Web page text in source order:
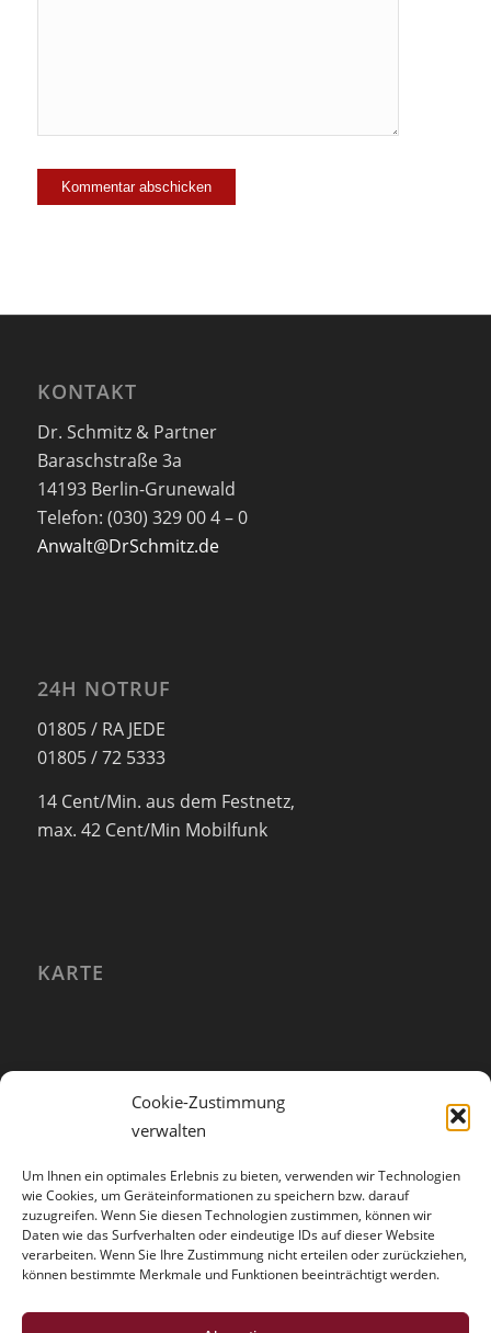
Cookie-Zustimmung
verwalten
Um Ihnen ein optimales Erlebnis zu bieten, verwenden wir Technologien
wie Cookies, um Geräteinformationen zu speichern bzw. darauf
zuzugreifen. Wenn Sie diesen Technologien zustimmen, können wir
Daten wie das Surfverhalten oder eindeutige IDs auf dieser Website
verarbeiten. Wenn Sie Ihre Zustimmung nicht erteilen oder zurückziehen,
können bestimmte Merkmale und Funktionen beeinträchtigt werden.
KONTAKT
Dr. Schmitz & Partner
Baraschstraße 3a
14193 Berlin-Grunewald
Telefon: (030) 329 00 4 – 0
Anwalt@DrSchmitz.de
24H NOTRUF
01805 / RA JEDE
01805 / 72 5333
14 Cent/Min. aus dem Festnetz,
max. 42 Cent/Min Mobilfunk
KARTE